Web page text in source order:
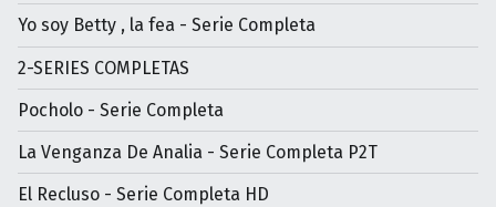
Yo soy Betty , la fea - Serie Completa
2-SERIES COMPLETAS
Pocholo - Serie Completa
La Venganza De Analia - Serie Completa P2T
El Recluso - Serie Completa HD